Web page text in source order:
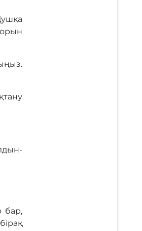
бар,